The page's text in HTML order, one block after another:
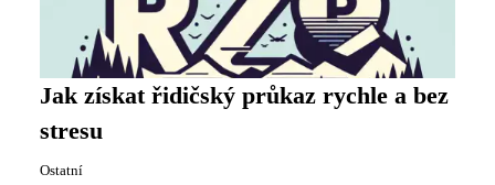
Jak získat řidičský průkaz rychle a bez
stresu
Ostatní